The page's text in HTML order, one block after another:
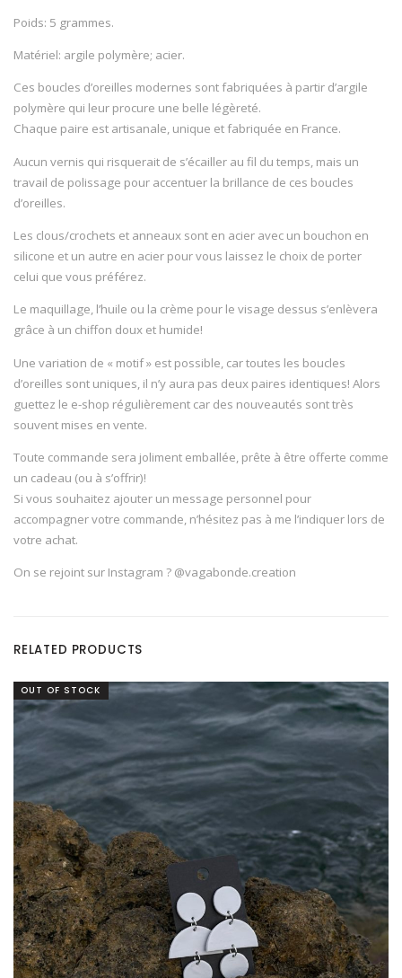
Poids: 5 grammes.
Matériel: argile polymère; acier.
Ces boucles d’oreilles modernes sont fabriquées à partir d’argile
polymère qui leur procure une belle légèreté.
Chaque paire est artisanale, unique et fabriquée en France.
Aucun vernis qui risquerait de s’écailler au fil du temps, mais un
travail de polissage pour accentuer la brillance de ces boucles
d’oreilles.
Les clous/crochets et anneaux sont en acier avec un bouchon en
silicone et un autre en acier pour vous laissez le choix de porter
celui que vous préférez.
Le maquillage, l’huile ou la crème pour le visage dessus s’enlèvera
grâce à un chiffon doux et humide!
Une variation de « motif » est possible, car toutes les boucles
d’oreilles sont uniques, il n’y aura pas deux paires identiques! Alors
guettez le e-shop régulièrement car des nouveautés sont très
souvent mises en vente.
Toute commande sera joliment emballée, prête à être offerte comme
un cadeau (ou à s’offrir)!
Si vous souhaitez ajouter un message personnel pour
accompagner votre commande, n’hésitez pas à me l’indiquer lors de
votre achat.
On se rejoint sur Instagram ? @vagabonde.creation
RELATED PRODUCTS
OUT OF STOCK